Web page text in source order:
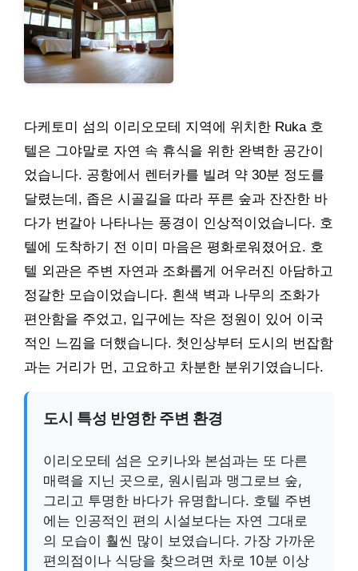
다케토미 섬의 이리오모테 지역에 위치한 Ruka 호
텔은 그야말로 자연 속 휴식을 위한 완벽한 공간이
었습니다. 공항에서 렌터카를 빌려 약 30분 정도를
달렸는데, 좁은 시골길을 따라 푸른 숲과 잔잔한 바
다가 번갈아 나타나는 풍경이 인상적이었습니다. 호
텔에 도착하기 전 이미 마음은 평화로워졌어요. 호
텔 외관은 주변 자연과 조화롭게 어우러진 아담하고
정갈한 모습이었습니다. 흰색 벽과 나무의 조화가
편안함을 주었고, 입구에는 작은 정원이 있어 이국
적인 느낌을 더했습니다. 첫인상부터 도시의 번잡함
과는 거리가 먼, 고요하고 차분한 분위기였습니다.
도시 특성 반영한 주변 환경
이리오모테 섬은 오키나와 본섬과는 또 다른
매력을 지닌 곳으로, 원시림과 맹그로브 숲,
그리고 투명한 바다가 유명합니다. 호텔 주변
에는 인공적인 편의 시설보다는 자연 그대로
의 모습이 훨씬 많이 보였습니다. 가장 가까운
편의점이나 식당을 찾으려면 차로 10분 이상